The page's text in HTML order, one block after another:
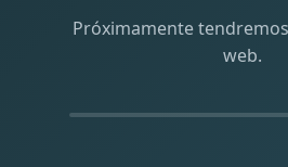
Próximamente
web.